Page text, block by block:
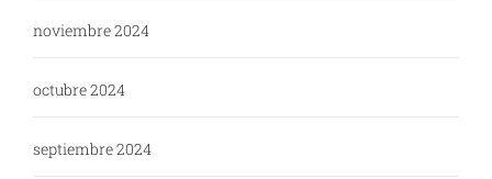
noviembre 2024
octubre 2024
septiembre 2024